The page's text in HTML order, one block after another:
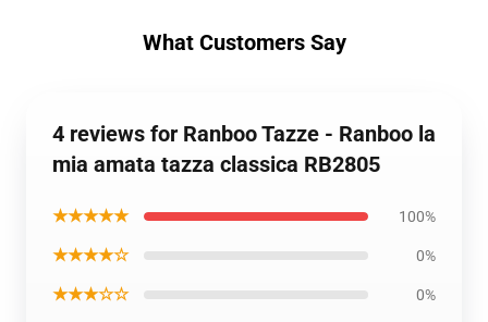
What Customers Say
4 reviews for Ranboo Tazze - Ranboo la
mia amata tazza classica RB2805
★★★★★ 100%
★★★★☆ 0%
★★★☆☆ 0%